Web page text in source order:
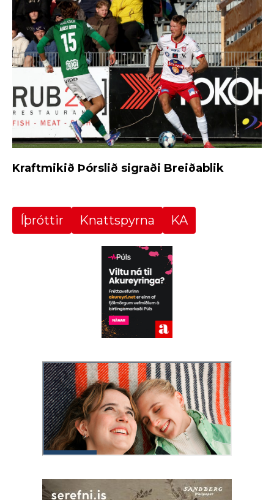
Kraftmikið Þórslið sigraði Breiðablik
Íþróttir Knattspyrna KA